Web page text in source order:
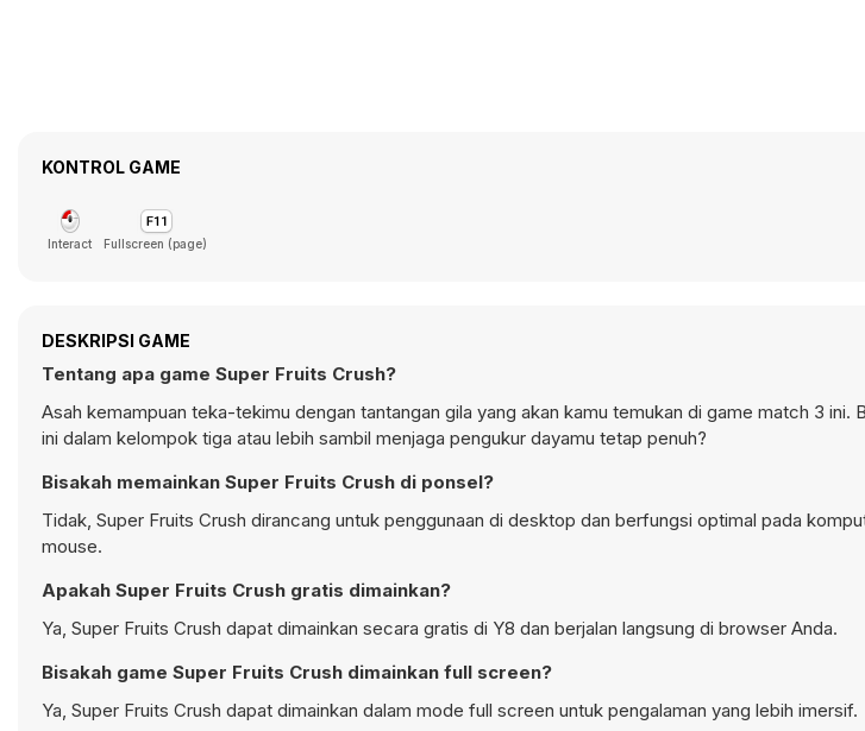
KONTROL GAME
Interact Fullscreen (page)
DESKRIPSI GAME
Tentang apa game Super Fruits Crush?
Asah kemampuan teka-tekimu dengan tantangan gila yang akan kamu temukan di game match 3 ini.
ini dalam kelompok tiga atau lebih sambil menjaga pengukur dayamu tetap penuh?
Bisakah memainkan Super Fruits Crush di ponsel?
Tidak, Super Fruits Crush dirancang untuk penggunaan di desktop dan berfungsi optimal pada
mouse.
Apakah Super Fruits Crush gratis dimainkan?
Ya, Super Fruits Crush dapat dimainkan secara gratis di Y8 dan berjalan langsung di browser Anda.
Bisakah game Super Fruits Crush dimainkan full screen?
Ya, Super Fruits Crush dapat dimainkan dalam mode full screen untuk pengalaman yang lebih imersif.